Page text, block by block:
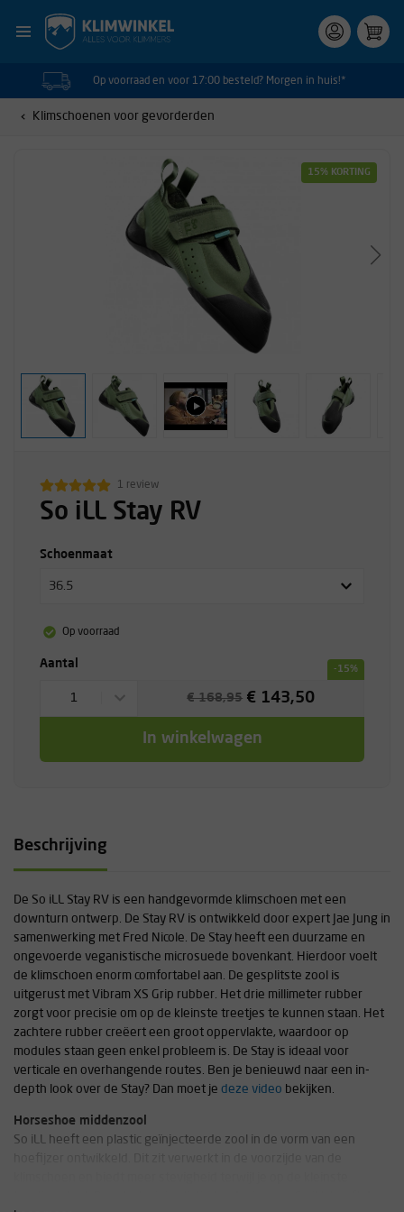
Op voorraad en voor 17:00 besteld? Morgen in huis!*
Klimschoenen voor gevorderden
15% KORTING
1 review
So iLL Stay RV
Schoenmaat
36.5
Op voorraad
Aantal -15%
1 € 168,95 € 143,50
In winkelwagen
Beschrijving
De So iLL Stay RV is een handgevormde klimschoen met een
downturn ontwerp. De Stay RV is ontwikkeld door expert Jae Jung in
samenwerking met Fred Nicole. De Stay heeft een duurzame en
ongevoerde veganistische microsuede bovenkant. Hierdoor voelt
de klimschoen enorm comfortabel aan. De gesplitste zool is
uitgerust met Vibram XS Grip rubber. Het drie millimeter rubber
zorgt voor precisie om op de kleinste treetjes te kunnen staan. Het
zachtere rubber creëert een groot oppervlakte, waardoor op
modules staan geen enkel probleem is. De Stay is ideaal voor
verticale en overhangende routes. Ben je benieuwd naar een in-
depth look over de Stay? Dan moet je deze video bekijken.
Horseshoe middenzool
So iLL heeft een plastic geïnjecteerde zool in de vorm van een